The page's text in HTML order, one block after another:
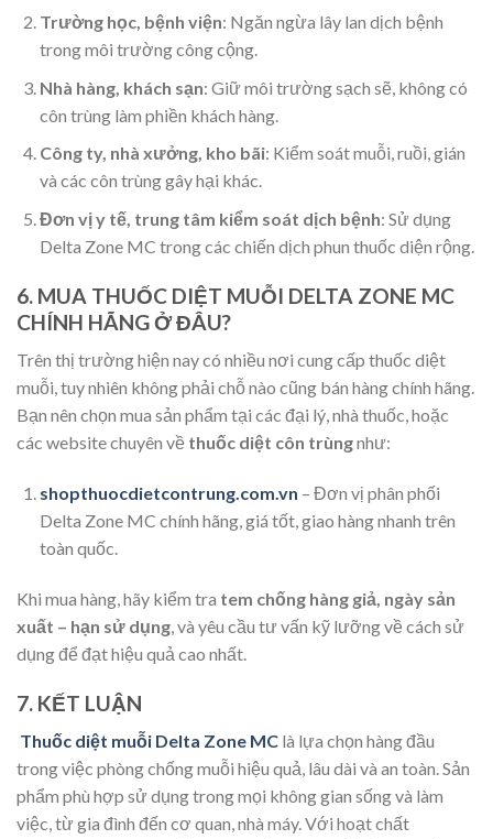
Trường học, bệnh viện: Ngăn ngừa lây lan dịch bệnh
trong môi trường công cộng.
Nhà hàng, khách sạn: Giữ môi trường sạch sẽ, không có
côn trùng làm phiền khách hàng.
Công ty, nhà xưởng, kho bãi: Kiểm soát muỗi, ruồi, gián
và các côn trùng gây hại khác.
Đơn vị y tế, trung tâm kiểm soát dịch bệnh: Sử dụng
Delta Zone MC trong các chiến dịch phun thuốc diện rộng.
6. MUA THUỐC DIỆT MUỖI DELTA ZONE MC
CHÍNH HÃNG Ở ĐÂU?
Trên thị trường hiện nay có nhiều nơi cung cấp thuốc diệt
muỗi, tuy nhiên không phải chỗ nào cũng bán hàng chính hãng.
Bạn nên chọn mua sản phẩm tại các đại lý, nhà thuốc, hoặc
các website chuyên về thuốc diệt côn trùngnhư:
shopthuocdietcontrung.com.vn – Đơn vị phân phối
Delta Zone MC chính hãng, giá tốt, giao hàng nhanh trên
toàn quốc.
Khi mua hàng, hãy kiểm tra tem chống hàng giả, ngày sản
xuất – hạn sử dụng, và yêu cầu tư vấn kỹ lưỡng về cách sử
dụng để đạt hiệu quả cao nhất.
7. KẾT LUẬN
Thuốc diệt muỗi Delta Zone MC là lựa chọn hàng đầu
trong việc phòng chống muỗi hiệu quả, lâu dài và an toàn. Sản
phẩm phù hợp sử dụng trong mọi không gian sống và làm
việc, từ gia đình đến cơ quan, nhà máy. Với hoạt chất